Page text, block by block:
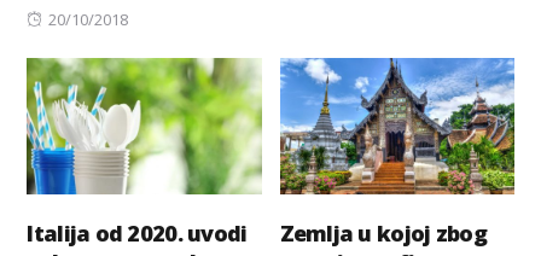
Posted
20/10/2018
Italija od 2020. uvodi
Zemlja u kojoj zbog